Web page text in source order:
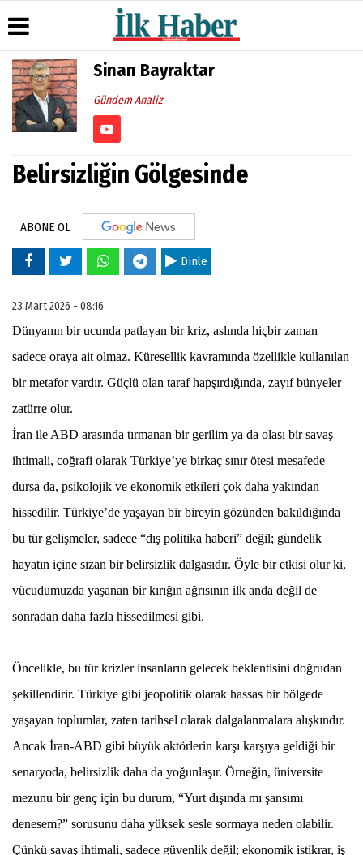
Üye Paneli
Haber
Arşivi
Gazete
Arşivi
Haberleri
Hava
Anketler
Foto
Galeri
Sinan Bayraktar
Gündem Analiz
Belirsizliğin Gölgesinde
ABONE OL
Dinle
23 Mart 2026 - 08:16
Dünyanın bir ucunda patlayan bir kriz, aslında hiçbir zaman
sadece oraya ait olmaz. Küresellik kavramında özellikle kullanılan
bir metafor vardır. Güçlü olan taraf hapşırdığında, zayıf bünyeler
zatürre olur.
İran ile ABD arasında tırmanan bir gerilim ya da olası bir savaş
ihtimali, coğrafi olarak Türkiye’ye birkaç sınır ötesi mesafede
dursa da, psikolojik ve ekonomik etkileri çok daha yakından
hissedilir. Türkiye’de yaşayan bir bireyin gözünden bakıldığında
bu tür gelişmeler, sadece “dış politika haberi” değil; gündelik
hayatın içine sızan bir belirsizlik dalgasıdır. Öyle bir etkisi olur ki,
vücudumuzda yaşanan bir kırığın ağrısının ilk anda değil de
sonradan daha fazla hissedilmesi gibi.
Öncelikle, bu tür krizler insanların gelecek beklentisini doğrudan
şekillendirir. Türkiye gibi jeopolitik olarak hassas bir bölgede
yaşayan toplumlar, zaten tarihsel olarak dalgalanmalara alışkındır.
Ancak İran-ABD gibi büyük aktörlerin karşı karşıya geldiği bir
senaryoda, belirsizlik daha da yoğunlaşır. Örneğin, üniversite
mezunu bir genç için bu durum, “Yurt dışında mı şansımı
denesem?” sorusunu daha yüksek sesle sormaya neden olabilir.
Çünkü savaş ihtimali, sadece güvenlik değil; ekonomik istikrar, iş